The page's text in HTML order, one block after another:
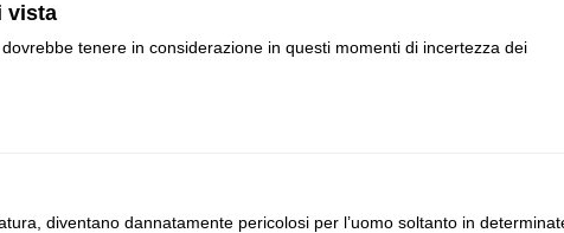
vista
tenere in considerazione in questi momenti di incertezza dei
diventano dannatamente pericolosi per l’uomo soltanto in